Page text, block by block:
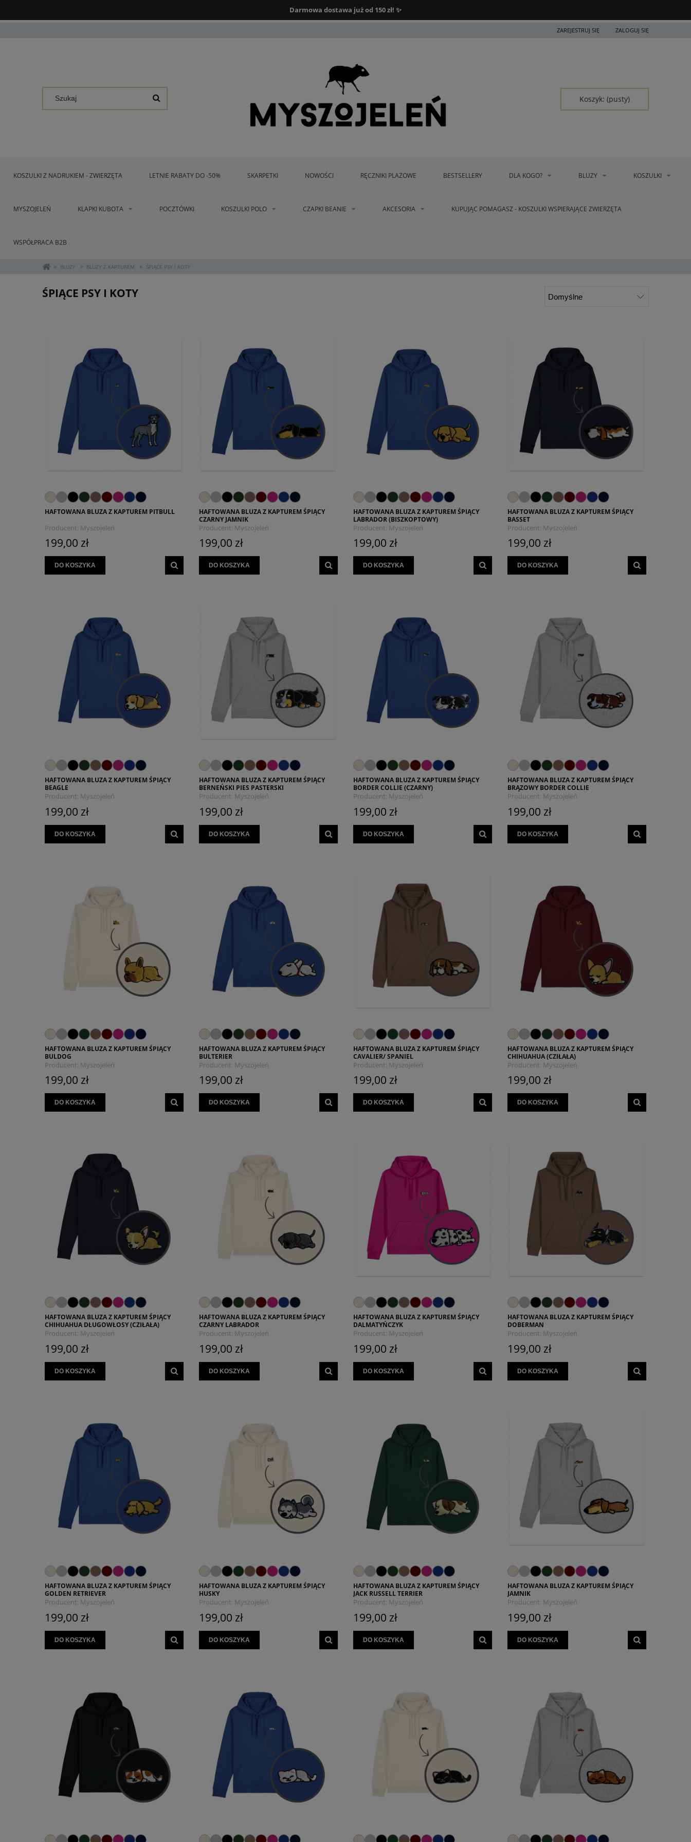
Darmowa dostawa od 150 zł.
Darmowa dostawa już od 150 zł! ✨
ZAREJESTRUJ SIĘ ZALOGUJ SIĘ
Koszyk: (pusty)
KOSZULKI Z NADRUKIEM - ZWIERZĘTA LETNIE RABATY DO -50% SKARPETKI NOWOŚCI RĘCZNIKI PLAŻOWE BESTSELLERY DLA KOGO? BLUZY KOSZULKI
MYSZOJELEŃ KLAPKI KUBOTA POCZTÓWKI KOSZULKI POLO CZAPKI BEANIE AKCESORIA KUPUJĄC POMAGASZ - KOSZULKI WSPIERAJĄCE ZWIERZĘTA
WSPÓŁPRACA B2B
» BLUZY » BLUZY Z KAPTUREM » ŚPIĄCE PSY I KOTY
ŚPIĄCE PSY I KOTY
HAFTOWANA BLUZA Z KAPTUREM PITBULL
Producent: Myszojeleń
199,00 zł
DO KOSZYKA
HAFTOWANA BLUZA Z KAPTUREM ŚPIĄCY
CZARNY JAMNIK
Producent: Myszojeleń
199,00 zł
DO KOSZYKA
HAFTOWANA BLUZA Z KAPTUREM ŚPIĄCY
LABRADOR (BISZKOPTOWY)
Producent: Myszojeleń
199,00 zł
DO KOSZYKA
HAFTOWANA BLUZA Z KAPTUREM ŚPIĄCY
BASSET
Producent: Myszojeleń
199,00 zł
DO KOSZYKA
HAFTOWANA BLUZA Z KAPTUREM ŚPIĄCY
BEAGLE
Producent: Myszojeleń
199,00 zł
DO KOSZYKA
HAFTOWANA BLUZA Z KAPTUREM ŚPIĄCY
BERNEŃSKI PIES PASTERSKI
Producent: Myszojeleń
199,00 zł
DO KOSZYKA
HAFTOWANA BLUZA Z KAPTUREM ŚPIĄCY
BORDER COLLIE (CZARNY)
Producent: Myszojeleń
199,00 zł
DO KOSZYKA
HAFTOWANA BLUZA Z KAPTUREM ŚPIĄCY
BRĄZOWY BORDER COLLIE
Producent: Myszojeleń
199,00 zł
DO KOSZYKA
HAFTOWANA BLUZA Z KAPTUREM ŚPIĄCY
BULDOG
Producent: Myszojeleń
199,00 zł
DO KOSZYKA
HAFTOWANA BLUZA Z KAPTUREM ŚPIĄCY
BULTERIER
Producent: Myszojeleń
199,00 zł
DO KOSZYKA
HAFTOWANA BLUZA Z KAPTUREM ŚPIĄCY
CAVALIER/ SPANIEL
Producent: Myszojeleń
199,00 zł
DO KOSZYKA
HAFTOWANA BLUZA Z KAPTUREM ŚPIĄCY
CHIHUAHUA (CZIŁAŁA)
Producent: Myszojeleń
199,00 zł
DO KOSZYKA
HAFTOWANA BLUZA Z KAPTUREM ŚPIĄCY
CHIHUAHUA DŁUGOWŁOSY (CZIŁAŁA)
Producent: Myszojeleń
199,00 zł
DO KOSZYKA
HAFTOWANA BLUZA Z KAPTUREM ŚPIĄCY
CZARNY LABRADOR
Producent: Myszojeleń
199,00 zł
DO KOSZYKA
HAFTOWANA BLUZA Z KAPTUREM ŚPIĄCY
DALMATYŃCZYK
Producent: Myszojeleń
199,00 zł
DO KOSZYKA
HAFTOWANA BLUZA Z KAPTUREM ŚPIĄCY
DOBERMAN
Producent: Myszojeleń
199,00 zł
DO KOSZYKA
HAFTOWANA BLUZA Z KAPTUREM ŚPIĄCY
GOLDEN RETRIEVER
Producent: Myszojeleń
199,00 zł
DO KOSZYKA
HAFTOWANA BLUZA Z KAPTUREM ŚPIĄCY
HUSKY
Producent: Myszojeleń
199,00 zł
DO KOSZYKA
HAFTOWANA BLUZA Z KAPTUREM ŚPIĄCY
JACK RUSSELL TERRIER
Producent: Myszojeleń
199,00 zł
DO KOSZYKA
HAFTOWANA BLUZA Z KAPTUREM ŚPIĄCY
JAMNIK
Producent: Myszojeleń
199,00 zł
DO KOSZYKA